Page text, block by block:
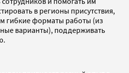
в регионы присутствия,
гибкие форматы работы (из
варианты), поддерживать